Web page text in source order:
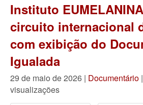
Instituto
circuito internacional
com exibição do
Igualada
29 de maio de 2026 | Documentário |
visualizações